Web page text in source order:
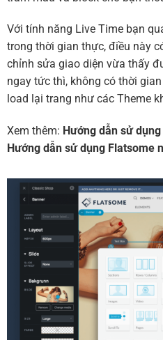
Với tính năng Live Time bạn
trong thời gian thực, điều này
chỉnh sửa giao diện vừa thấy
ngay tức thì, không có thời
load lại trang như các Theme
Xem thêm: Hướng dẫn sử
Hướng dẫn sử dụng Flatsome